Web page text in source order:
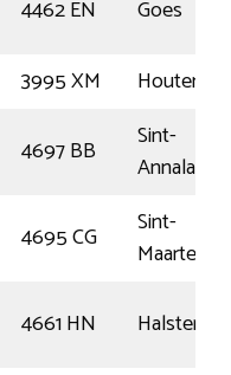
4462 EN
Goes
3995 XM
Houten
4697 BB
Sint-
Annaland
4695 CG
Sint-
4661 HN Halsteren